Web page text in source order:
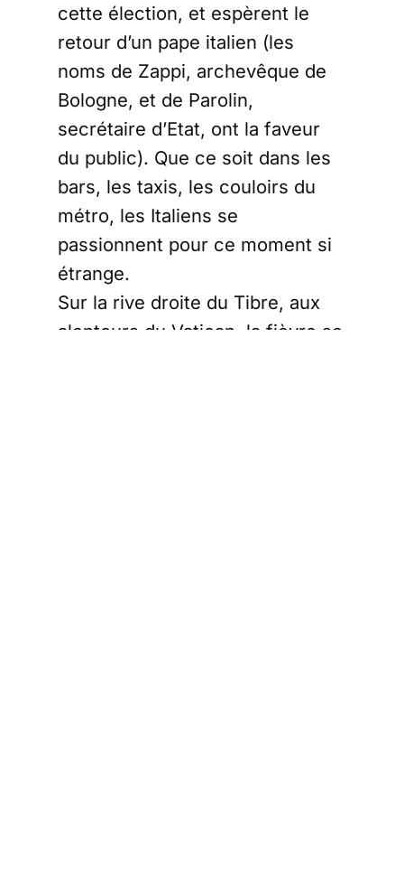
cette élection, et espèrent le
retour d’un pape italien (les
noms de Zappi, archevêque de
Bologne, et de Parolin,
secrétaire d’Etat, ont la faveur
du public). Que ce soit dans les
bars, les taxis, les couloirs du
métro, les Italiens se
passionnent pour ce moment si
étrange.
Sur la rive droite du Tibre, aux
alentours du Vatican, la fièvre se